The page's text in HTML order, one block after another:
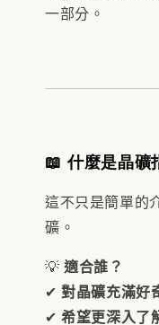
一部分。
📖 什麼是晶礦
這不只是簡單的
礦。
💡適合誰？
✔對晶礦充滿好
✔希望更深入了